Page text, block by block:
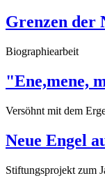
Grenzen der
Biographiearbeit
"Ene,mene,
Versöhnt mit dem
Neue Engel
Stiftungsprojekt zum